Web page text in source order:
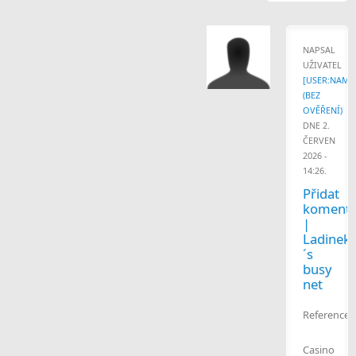
NAPSAL
UŽIVATEL
(BEZ
OVĚŘENÍ)
DNE 2.
ČERVEN
2026 -
14:26.
Přidat
|
Ladinek
´s
busy
net
References:
Casino